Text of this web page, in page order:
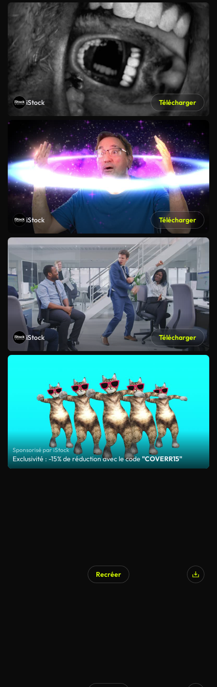
iStock Télécharger
iStock Télécharger
iStock Télécharger
Sponsorisé par iStock
Exclusivité : -15% de réduction avec le code"COVERR15"
Recréer